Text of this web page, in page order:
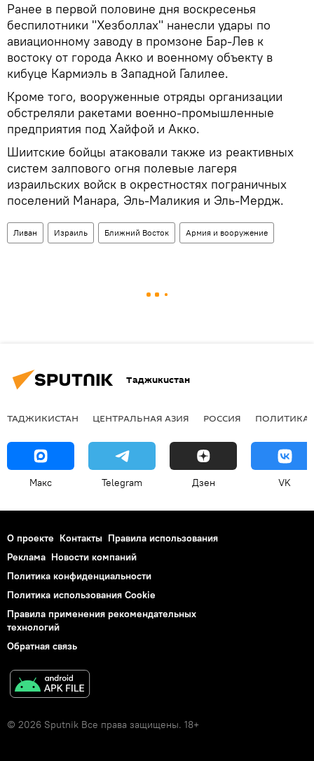
Ранее в первой половине дня воскресенья
беспилотники "Хезболлах" нанесли удары по
авиационному заводу в промзоне Бар-Лев к
востоку от города Акко и военному объекту в
кибуце Кармиэль в Западной Галилее.
Кроме того, вооруженные отряды организации
обстреляли ракетами военно-промышленные
предприятия под Хайфой и Акко.
Шиитские бойцы атаковали также из реактивных
систем залпового огня полевые лагеря
израильских войск в окрестностях пограничных
поселений Манара, Эль-Маликия и Эль-Мердж.
Ливан Израиль Ближний Восток Армия и вооружение
Таджикистан
ТАДЖИКИСТАН ЦЕНТРАЛЬНАЯ АЗИЯ РОССИЯ ПОЛИТИКА
Макс Telegram Дзен VK
О проекте Контакты Правила использования
Реклама Новости компаний
Политика конфиденциальности
Политика использования Cookie
Правила применения рекомендательных
технологий
Обратная связь
© 2026 Sputnik Все права защищены. 18+